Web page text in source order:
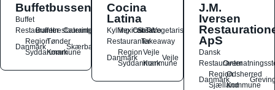
Buffetbussen
Buffet
Restauranter
Buffetrestauranter
Catering
Danmark
Region
Syddanmark
Tønder
Kommune
Skærbæk
Cocina
Latina
Kylling
Mexicansk
OstSalat
TacoVegetarisk
RestauranterTakeaway
Danmark
Region
Syddanmark
Vejle
Kommune
Vejle
J.M.
Iversen
ApS
Dansk
Restauranter
Danmark
Region
Sjælland
Odsherred
Kommune